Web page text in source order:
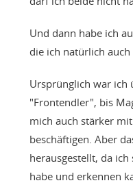
Und dann habe ich
die ich natürlich
Ursprünglich war ich
"Frontendler", bis
mich auch stärker
beschäftigen. Aber
herausgestellt, da
habe und erkennen